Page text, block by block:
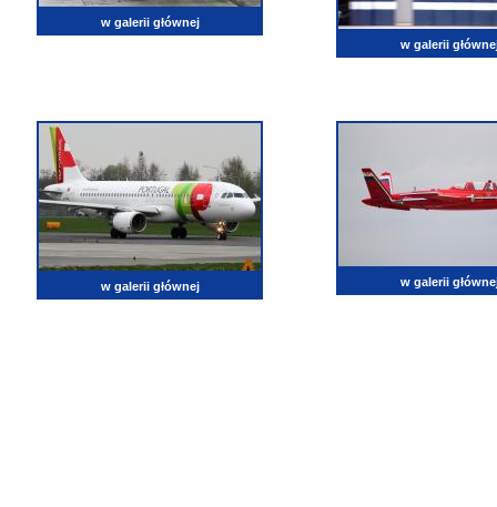
w galerii głównej
w galerii
w galerii głównej w galerii